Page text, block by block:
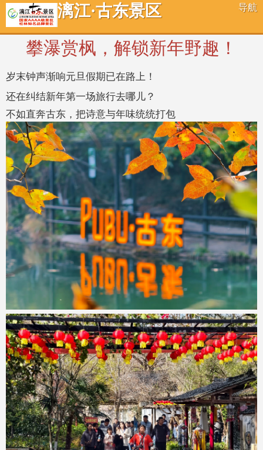
漓江·古东景区 导航
攀瀑赏枫，解锁新年野趣！
岁末钟声渐响元旦假期已在路上！
还在纠结新年第一场旅行去哪儿？
不如直奔古东，把诗意与年味统统打包